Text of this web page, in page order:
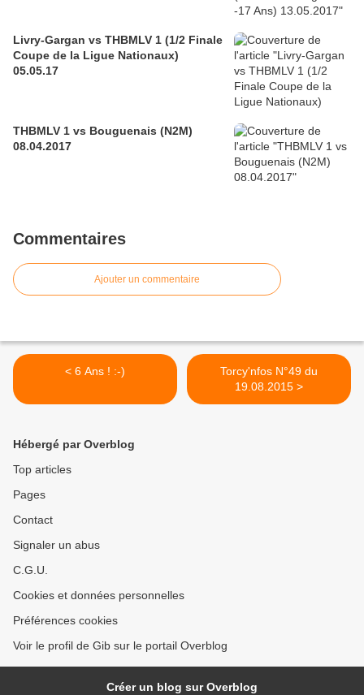
Livry-Gargan vs THBMLV 1 (1/2 Finale
Coupe de la Ligue Nationaux)
05.05.17
THBMLV 1 vs Bouguenais (N2M)
08.04.2017
Commentaires
Ajouter un commentaire
< 6 Ans ! :-)
Torcy'nfos N°49 du
19.08.2015 >
Hébergé par Overblog
Top articles
Pages
Contact
Signaler un abus
C.G.U.
Cookies et données personnelles
Préférences cookies
Voir le profil de Gib sur le portail Overblog
Créer un blog sur Overblog